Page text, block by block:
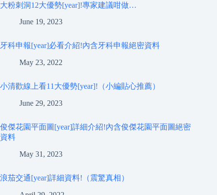
大粉刺洞12大優勢[year]!專家建議咁做…
June 19, 2023
牙科申報[year]必看介紹!內含牙科申報絕密資料
May 23, 2022
小清歡線上看11大優勢[year]!（小編貼心推薦）
June 29, 2023
俊傑花園平面圖[year]詳細介紹!內含俊傑花園平面圖絕密
資料
May 31, 2023
浪茄交通[year]詳細資料!（震驚真相）